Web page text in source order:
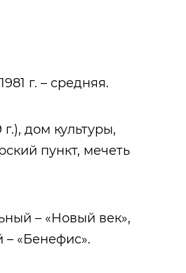
г. – средняя.
дом культуры,
пункт, мечеть
– «Новый век»,
– «Бенефис».